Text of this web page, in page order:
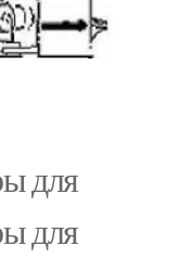
для
для